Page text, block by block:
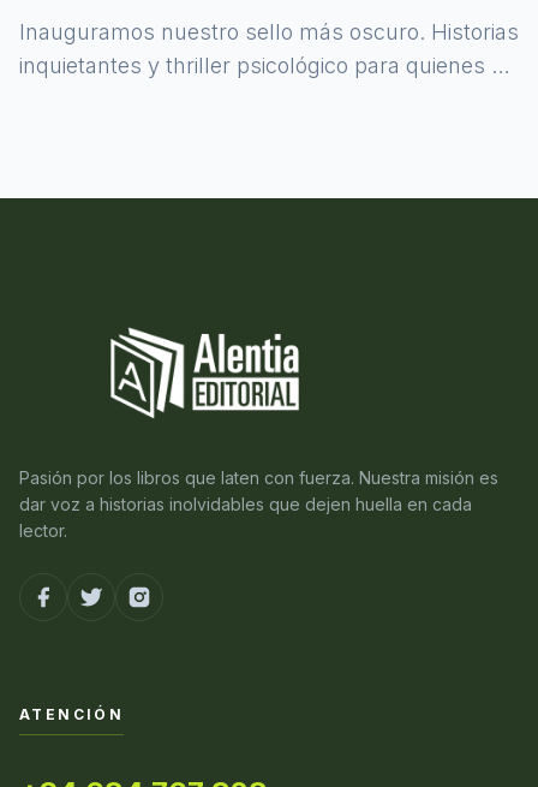
Inauguramos nuestro sello más oscuro. Historias
inquietantes y thriller psicológico para quienes se
Pasión por los libros que laten con fuerza. Nuestra misión es
dar voz a historias inolvidables que dejen huella en cada
lector.
ATENCIÓN